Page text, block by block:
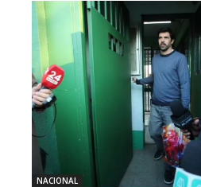
NACIONAL